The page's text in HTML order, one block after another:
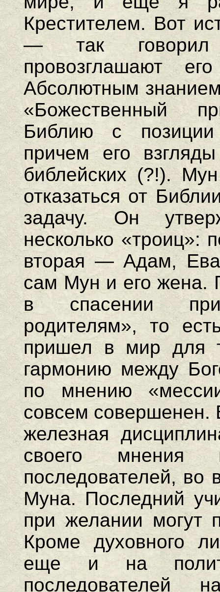
Крестителем. Вот
— так говорил
провозглашают
Абсолютным
«Божественный
Библию с
причем его
библейских (?!).
отказаться от
задачу. Он
несколько
вторая — Адам,
сам Мун и его жена.
в спасении
родителям», то
пришел в мир для
гармонию между
по мнению
совсем совершенен.
железная
своего
последователей, во
Муна. Последний
при желании могут
Кроме духовного
еще и на
последователей